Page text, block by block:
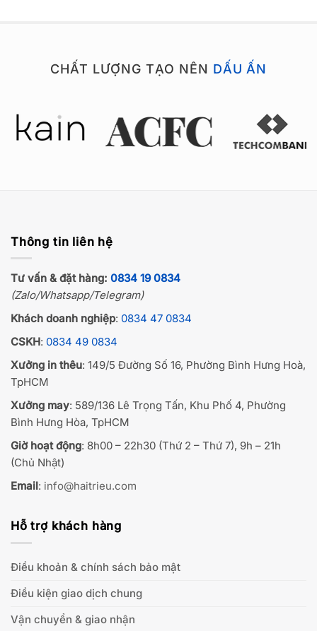
CHẤT LƯỢNG TẠO NÊN DẤU ẤN
Thông tin liên hệ
Tư vấn & đặt hàng: 0834 19 0834
(Zalo/Whatsapp/Telegram)
Khách doanh nghiệp: 0834 47 0834
CSKH: 0834 49 0834
Xưởng in thêu: 149/5 Đường Số 16, Phường Bình Hưng Hoà,
TpHCM
Xưởng may: 589/136 Lê Trọng Tấn, Khu Phố 4, Phường
Bình Hưng Hòa, TpHCM
Giờ hoạt động: 8h00 – 22h30 (Thứ 2 – Thứ 7), 9h – 21h
(Chủ Nhật)
Email: info@haitrieu.com
Hỗ trợ khách hàng
Điều khoản & chính sách bảo mật
Điều kiện giao dịch chung
Vận chuyển & giao nhận